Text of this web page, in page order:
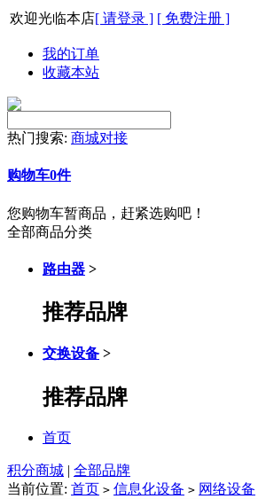
欢迎光临本店[ 请登录 ] [ 免费注册 ]
我的订单
收藏本站
热门搜索: 商城对接
购物车0件
您购物车暂商品，赶紧选购吧！
全部商品分类
路由器 >
推荐品牌
交换设备 >
推荐品牌
首页
积分商城 | 全部品牌
当前位置: 首页 > 信息化设备 > 网络设备